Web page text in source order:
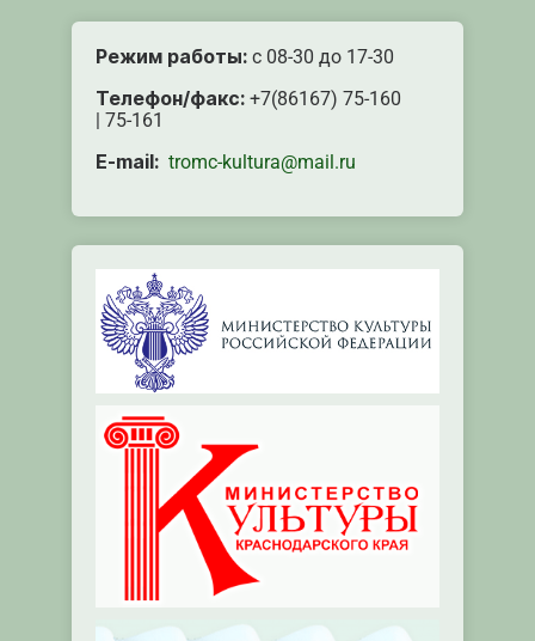
Режим работы: с 08-30 до 17-30
Телефон/факс: +7(86167) 75-160
| 75-161
E-mail: tromc-kultura@mail.ru